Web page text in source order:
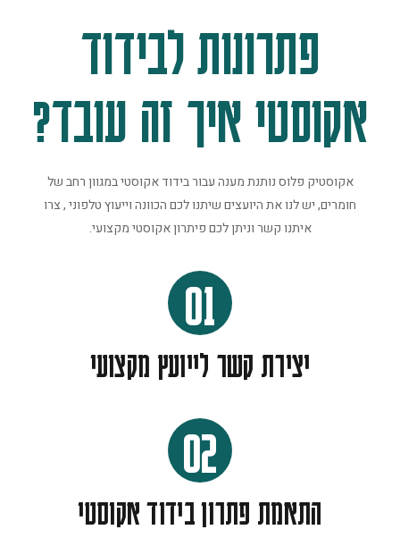
פתרונות לבידוד
אקוסטי איך זה עובד?
אקוסטיק פלוס נותנת מענה עבור בידוד אקוסטי במגוון רחב של
חומרים, יש לנו את היועצים שיתנו לכם הכוונה וייעוץ טלפוני , צרו
איתנו קשר וניתן לכם פיתרון אקוסטי מקצועי.
01
יצירת קשר לייועץ מקצועי
02
התאמת פתרון בידוד אקוסטי